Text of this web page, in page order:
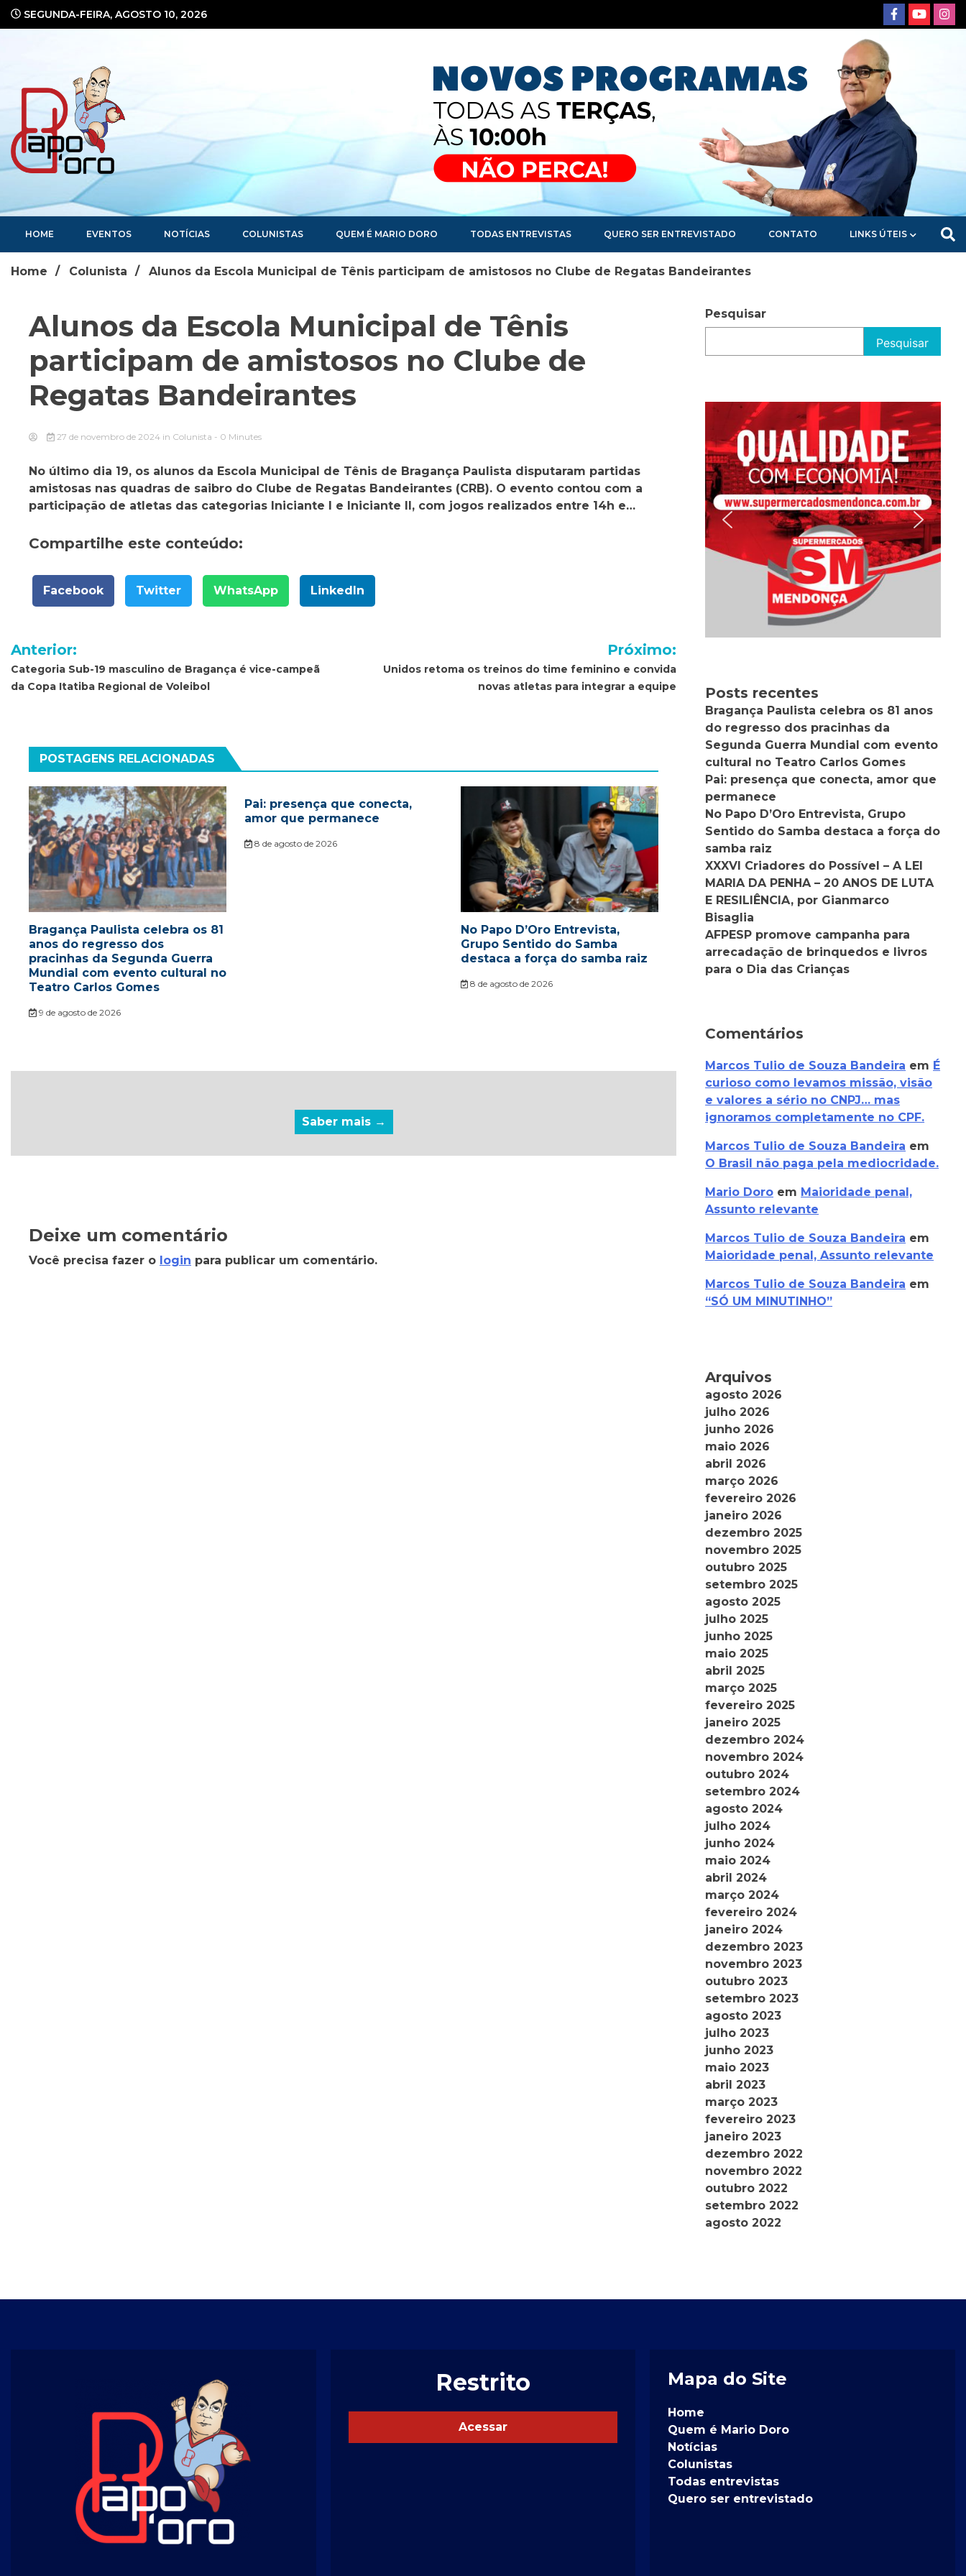
SEGUNDA-FEIRA, AGOSTO 10, 2026
Portal de Notícias
HOME EVENTOS NOTÍCIAS COLUNISTAS QUEM É MARIO DORO TODAS ENTREVISTAS QUERO SER ENTREVISTADO CONTATO LINKS ÚTEIS
Home Colunista Alunos da Escola Municipal de Tênis participam de amistosos no Clube de Regatas Bandeirantes
Alunos da Escola Municipal de Tênis
participam de amistosos no Clube de
Regatas Bandeirantes
27 de novembro de 2024 in Colunista - 0 Minutes
No último dia 19, os alunos da Escola Municipal de Tênis de Bragança Paulista disputaram partidas
amistosas nas quadras de saibro do Clube de Regatas Bandeirantes (CRB). O evento contou com a
participação de atletas das categorias Iniciante I e Iniciante II, com jogos realizados entre 14h e…
Compartilhe este conteúdo:
Facebook Twitter WhatsApp LinkedIn
Navegação
de
Post
Anterior:
Categoria Sub-19 masculino de Bragança é vice-campeã
da Copa Itatiba Regional de Voleibol
Próximo:
Unidos retoma os treinos do time feminino e convida
novas atletas para integrar a equipe
POSTAGENS RELACIONADAS
Bragança Paulista celebra os 81
anos do regresso dos
pracinhas da Segunda Guerra
Mundial com evento cultural no
Teatro Carlos Gomes
9 de agosto de 2026
Pai: presença que conecta,
amor que permanece
8 de agosto de 2026
No Papo D’Oro Entrevista,
Grupo Sentido do Samba
destaca a força do samba raiz
8 de agosto de 2026
Saber mais →
Deixe um comentário
Você precisa fazer o login para publicar um comentário.
Pesquisar
Pesquisar
Posts recentes
Bragança Paulista celebra os 81 anos
do regresso dos pracinhas da
Segunda Guerra Mundial com evento
cultural no Teatro Carlos Gomes
Pai: presença que conecta, amor que
permanece
No Papo D’Oro Entrevista, Grupo
Sentido do Samba destaca a força do
samba raiz
XXXVI Criadores do Possível – A LEI
MARIA DA PENHA – 20 ANOS DE LUTA
E RESILIÊNCIA, por Gianmarco
Bisaglia
AFPESP promove campanha para
arrecadação de brinquedos e livros
para o Dia das Crianças
Comentários
Marcos Tulio de Souza Bandeira em É
curioso como levamos missão, visão
e valores a sério no CNPJ… mas
ignoramos completamente no CPF.
Marcos Tulio de Souza Bandeira em
O Brasil não paga pela mediocridade.
Mario Doro em Maioridade penal,
Assunto relevante
Marcos Tulio de Souza Bandeira em
Maioridade penal, Assunto relevante
Marcos Tulio de Souza Bandeira em
“SÓ UM MINUTINHO”
Arquivos
agosto 2026
julho 2026
junho 2026
maio 2026
abril 2026
março 2026
fevereiro 2026
janeiro 2026
dezembro 2025
novembro 2025
outubro 2025
setembro 2025
agosto 2025
julho 2025
junho 2025
maio 2025
abril 2025
março 2025
fevereiro 2025
janeiro 2025
dezembro 2024
novembro 2024
outubro 2024
setembro 2024
agosto 2024
julho 2024
junho 2024
maio 2024
abril 2024
março 2024
fevereiro 2024
janeiro 2024
dezembro 2023
novembro 2023
outubro 2023
setembro 2023
agosto 2023
julho 2023
junho 2023
maio 2023
abril 2023
março 2023
fevereiro 2023
janeiro 2023
dezembro 2022
novembro 2022
outubro 2022
setembro 2022
agosto 2022
Restrito
Acessar
Mapa do Site
Home
Quem é Mario Doro
Notícias
Colunistas
Todas entrevistas
Quero ser entrevistado